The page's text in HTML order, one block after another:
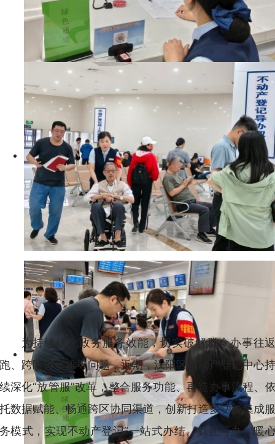
为持续优化政务服务效能，切实破解群众办事往
、跨区办事难等问题，近期，汉阳区不动产登记中心
深化“放管服”改革，整合服务功能、再造办事流程、
数据赋能、畅通跨区协同渠道，创新打造多功能集成
模式，实现不动产登记“一站式办结、就近可办、暖